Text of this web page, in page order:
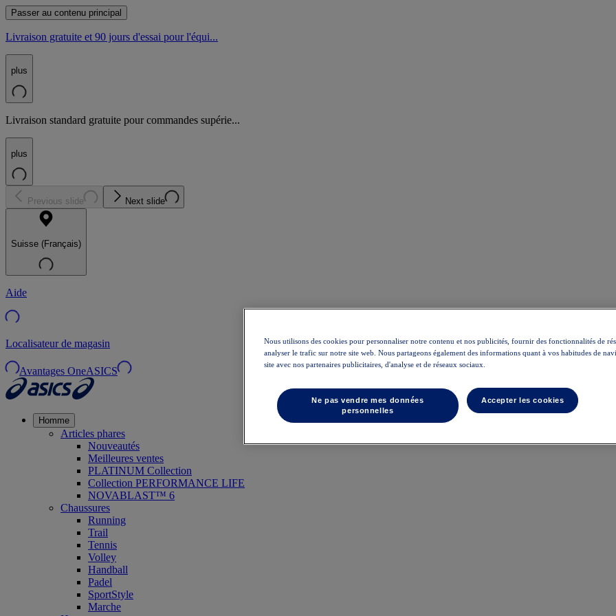
Passer au contenu principal
Livraison gratuite et 90 jours d'essai pour l'équi...
plus
Livraison standard gratuite pour commandes supérie...
plus
Previous slide Next slide
Suisse (Français)
Aide
Localisateur de magasin
Avantages OneASICS
Homme
Articles phares
Nouveautés
Meilleures ventes
PLATINUM Collection
Collection PERFORMANCE LIFE
NOVABLAST™ 6
Chaussures
Running
Trail
Tennis
Volley
Handball
Padel
SportStyle
Marche
Nous utilisons des cookies pour personnaliser notre contenu et nos publicités, fournir des fonctionnalités de
analyser le trafic sur notre site web. Nous partageons également des informations quant à vos habitudes de
site avec nos partenaires publicitaires, d'analyse et de réseaux sociaux.
Ne pas vendre mes données
personnelles
Accepter les cookies